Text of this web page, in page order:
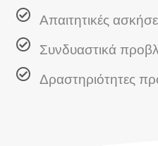
Απαιτητικές
Συνδυαστικά
Δραστηριότητες